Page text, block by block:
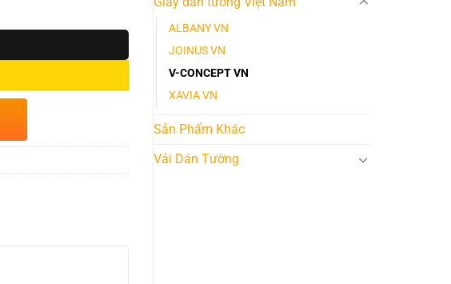
ALBANY VN
JOINUS VN
V-CONCEPT VN
XAVIA VN
Sản Phẩm Khác
Vải Dán Tường